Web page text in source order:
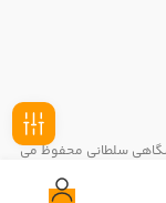
سلطانی محفوظ می